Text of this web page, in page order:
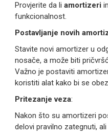
Provjerite da li amortizeri
funkcionalnost.
Postavljanje novih
Stavite novi amortizer u
nosače, a može biti
Važno je postaviti
koristiti alat kako bi se
Pritezanje veza:
Nakon što su amortizeri
delovi pravilno zategnuti,